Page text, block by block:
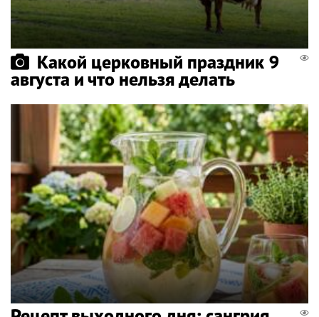
Какой церковный праздник 9
августа и что нельзя делать